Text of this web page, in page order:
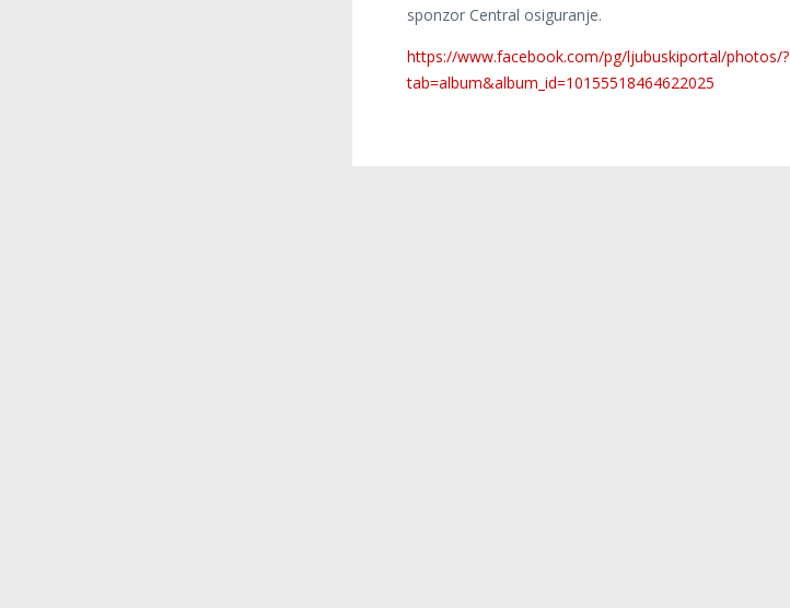
sponzor Central osiguranje.
https://www.facebook.com/pg/ljubuskiportal/photos/?
tab=album&album_id=10155518464622025